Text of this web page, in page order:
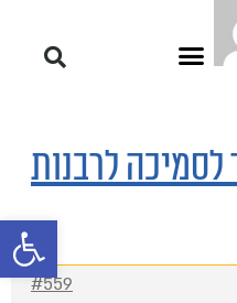
פתח
לסמיכה לרבנות
#559